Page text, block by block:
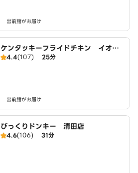
出前館がお届け
ケンタッキーフライドチキン イオン
モール札幌平岡店
4.4(107) 25分
出前館がお届け
びっくりドンキー 清田店
4.6(106) 31分